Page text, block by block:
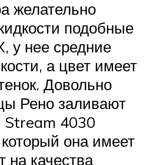
желательно
подобные
у нее средние
а цвет имеет
Довольно
Рено заливают
4030
она имеет
на качества